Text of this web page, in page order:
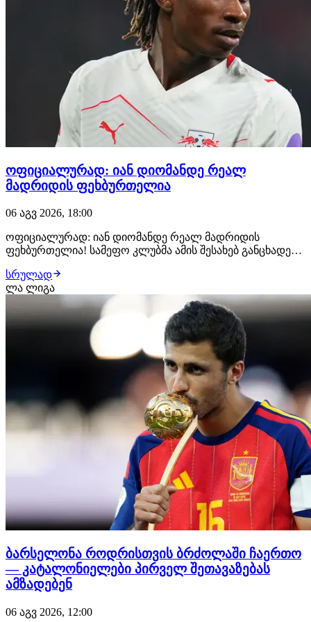
ოფიციალურად: იან დიომანდე რეალ
მადრიდის ფეხბურთელია
06 აგვ 2026, 18:00
ოფიციალურად: იან დიომანდე რეალ მადრიდის
ფეხბურთელია! სამეფო კლუბმა ამის შესახებ განცხადება
ფეხბურთელმა რეალთან კონტრაქტი 2033 წლამდე
გააფორმა, მხარეებს შორის კი €140 მილიონიანი
გარიგება შედგა. მიუხედავად იმისა, რომ დიომანდეს
დამატებას…
სრულად
ლა ლიგა
ბარსელონა როდრისთვის ბრძოლაში ჩაერთო
— კატალონიელები პირველ შეთავაზებას
ამზადებენ
06 აგვ 2026, 12:00